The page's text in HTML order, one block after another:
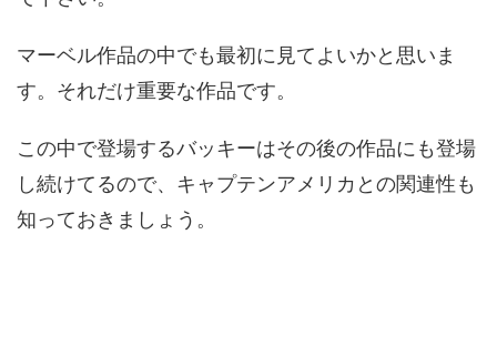
マーベル作品の中でも最初に見てよいかと思いま
す。それだけ重要な作品です。
この中で登場するバッキーはその後の作品にも登場
し続けてるので、キャプテンアメリカとの関連性も
知っておきましょう。